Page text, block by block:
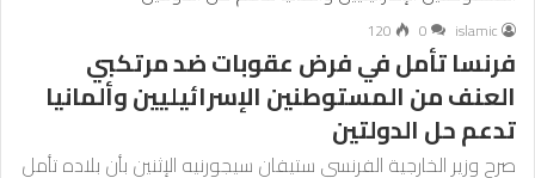
islamic
0
120
فرنسا تأمل في فرض عقوبات ضد مرتكبي
العنف من المستوطنين الإسرائيليين وألمانيا
تدعم حل الدولتين
صرح وزير الخارجية الفرنسي ستيفان سيجورنيه الإثنين بأن بلاده تأمل